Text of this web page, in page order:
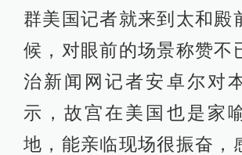
群美国记者就来到太和殿
候，对眼前的场景称赞不
治新闻网记者安卓尔对
示，故宫在美国也是家
地，能亲临现场很振奋，